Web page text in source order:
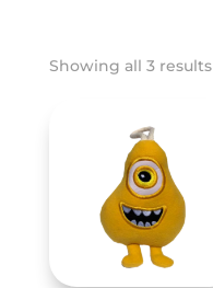
Showing all 3 results